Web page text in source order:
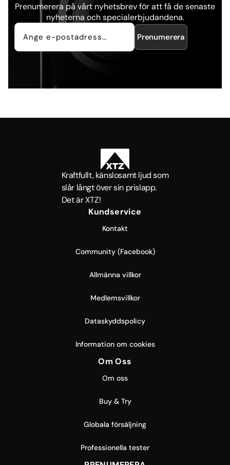
Prenumerera på vårt nyhetsbrev för att få de senaste
nyheterna och specialerbjudandena.
Prenumerera
Kraftfullt, känslosamt ljud som
slår långt över sin prislapp.
Det är XTZ!
Kundservice
Kontakt
Community (Facebook)
Allmänna villkor
Medlemsvillkor
Dataskyddspolicy
Information om cookies
Om Oss
Om oss
Buy & Try
Globala försäljning
Professionella tester